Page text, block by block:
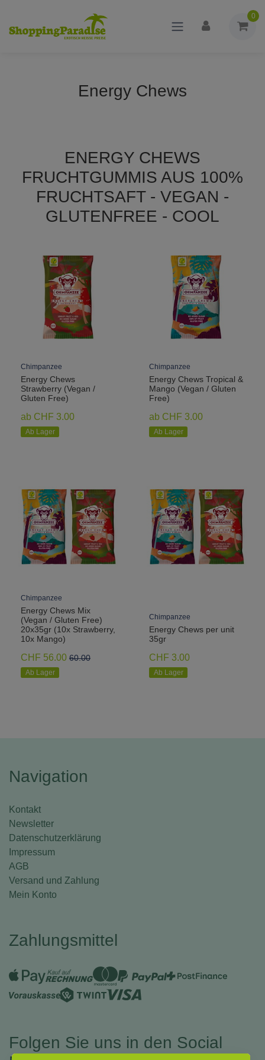
0
Energy Chews
ENERGY CHEWS
FRUCHTGUMMIS AUS 100%
FRUCHTSAFT - VEGAN -
GLUTENFREE - COOL
Chimpanzee
Energy Chews
Strawberry (Vegan /
Gluten Free)
ab CHF 3.00
Ab Lager
Chimpanzee
Energy Chews Tropical &
Mango (Vegan / Gluten
Free)
ab CHF 3.00
Ab Lager
Chimpanzee
Energy Chews Mix
(Vegan / Gluten Free)
20x35gr (10x Strawberry,
10x Mango)
CHF 56.00 60.00
Ab Lager
Chimpanzee
Energy Chews per unit
35gr
CHF 3.00
Ab Lager
Navigation
Kontakt
Newsletter
Datenschutzerklärung
Impressum
AGB
Versand und Zahlung
Mein Konto
Zahlungsmittel
Folgen Sie uns in den Social